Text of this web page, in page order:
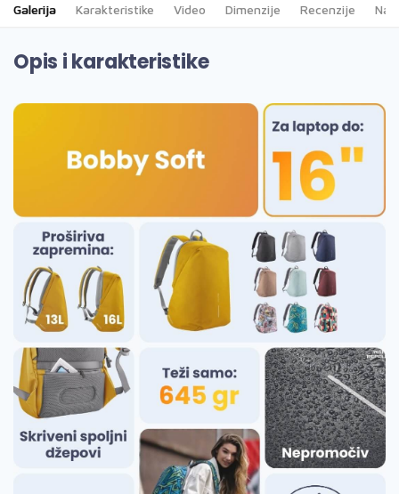
Galerija Karakteristike Video Dimenzije Recenzije
Opis i karakteristike